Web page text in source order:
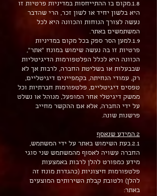
1.8.מקום בו ההתייחסות במדיניות פרטיות זו
היא בלשון יחיד או לשון זכר, הרי שהדבר
נעשה לצורך הנוחות והכוונה היא לכל
המשתמשים באתר.
1.9.למען הסר ספק בכל מקום במדיניות
פרטיות זו בה נעשה שימוש במונח "אתר",
הכוונה היא לכלל הפלטפורמות הדיגיטליות
שבבעלות או בשליטת החברה, לרבות אך לא
רק, עמודי הנחיתה, בקמפיינים דיגיטליים,
טפסים דיגיטליים, פלטפורמות חברתיות וכל
ממשק דיגיטלי אחר המופעל, מנוהל או נשלט
על ידי החברה, אלא אם ההקשר מחייב
פרשנות שונה.
2.המידע שנאסף
2.1.בעת השימוש באתר על ידי המשתמש,
החברה עשויה לאסוף מהמשתמש שני סוגי
מידע כמפורט להלן לרבות באמצעות
פלטפורמות חיצוניות (כהגדרת מונח זה
להלן) ולטובת קבלת השירותים המוצעים
באתר: